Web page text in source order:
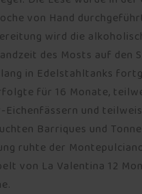
von Hand
wird die
des Mosts auf den
lang in Edelstahltanks
für 16 Monate,
und
Barriques und
ruhte der
von La Valentina 12